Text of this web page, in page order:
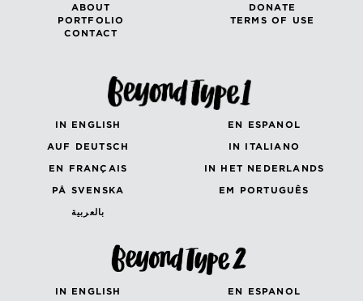
ABOUT
DONATE
PORTFOLIO
TERMS OF USE
CONTACT
IN ENGLISH
EN ESPANOL
AUF DEUTSCH
IN ITALIANO
EN FRANÇAIS
IN HET NEDERLANDS
PÅ SVENSKA
EM PORTUGUÊS
بالعربية
IN ENGLISH EN ESPANOL